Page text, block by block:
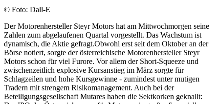
© Foto: Dall-E
Der Motorenhersteller Steyr Motors hat am Mittwochmorgen seine
Zahlen zum abgelaufenen Quartal vorgestellt. Das Wachstum ist
dynamisch, die Aktie gefragt.Obwohl erst seit dem Oktober an der
Börse notiert, sorgte der österreichische Motorenhersteller Steyr
Motors schon für viel Furore. Vor allem der Short-Squeeze und
zwischenzeitlich explosive Kursanstieg im März sorgte für
Schlagzeilen und hohe Kursgewinne - zumindest unter mutigen
Tradern mit strengem Risikomanagement. Auch bei der
Beteiligungsgesellschaft Mutares haben die Sektkorken geknallt: